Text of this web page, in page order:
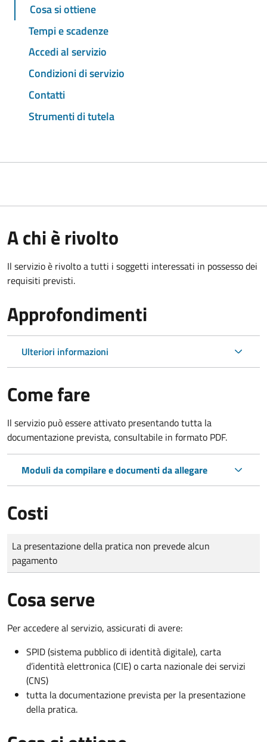
Cosa si ottiene
Tempi e scadenze
Accedi al servizio
Condizioni di servizio
Contatti
Strumenti di tutela
A chi è rivolto
Il servizio è rivolto a tutti i soggetti interessati in possesso dei
requisiti previsti.
Approfondimenti
Ulteriori informazioni
Come fare
Il servizio può essere attivato presentando tutta la
documentazione prevista, consultabile in formato PDF.
Moduli da compilare e documenti da allegare
Costi
Tipo di pagamento
Importo
La presentazione della pratica non prevede alcun
pagamento
Cosa serve
Per accedere al servizio, assicurati di avere:
SPID (sistema pubblico di identità digitale), carta
d’identità elettronica (CIE) o carta nazionale dei servizi
(CNS)
tutta la documentazione prevista per la presentazione
della pratica.